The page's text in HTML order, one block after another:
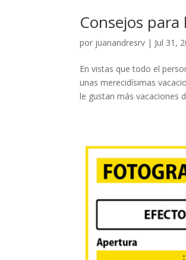
Consejos
por juanandresrv | Jul 31,
En vistas que todo el
unas merecidísimas
le gustan más vacaciones